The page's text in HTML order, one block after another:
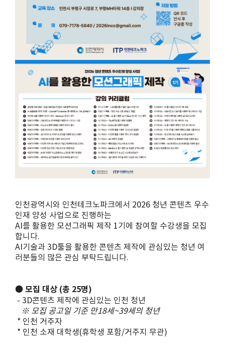
인천광역시와 인천테크노파크에서 2026 청년 콘텐츠 우수
인재 양성 사업으로 진행하는
AI를 활용한 모션그래픽 제작 1기에 참여할 수강생을 모집
합니다.
AI기술과 3D툴을 활용한 콘텐츠 제작에 관심있는 청년 여
러분들의 많은 관심 부탁드립니다.
● 모집 대상 (총 25명)
- 3D콘텐츠 제작에 관심있는 인천 청년
※ 모집 공고일 기준 만18세~39세의 청년
* 인천 거주자
* 인천 소재 대학생(휴학생 포함/거주지 무관)